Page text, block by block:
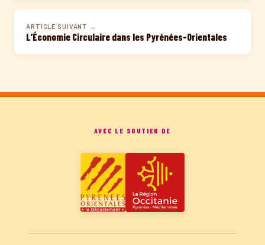
ARTICLE SUIVANT →
L’Économie Circulaire dans les Pyrénées-Orientales
AVEC LE SOUTIEN DE